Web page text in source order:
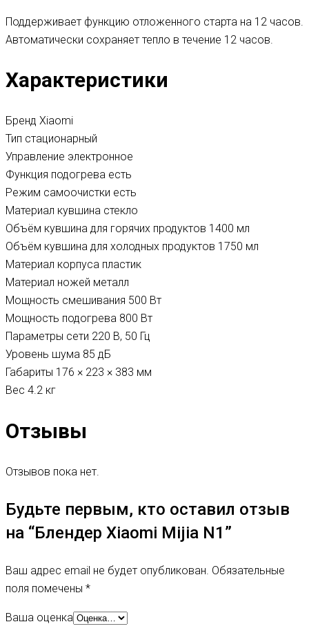
Поддерживает функцию отложенного старта на 12 часов.
Автоматически сохраняет тепло в течение 12 часов.
Характеристики
Бренд Xiaomi
Тип стационарный
Управление электронное
Функция подогрева есть
Режим самоочистки есть
Материал кувшина стекло
Объём кувшина для горячих продуктов 1400 мл
Объём кувшина для холодных продуктов 1750 мл
Материал корпуса пластик
Материал ножей металл
Мощность смешивания 500 Вт
Мощность подогрева 800 Вт
Параметры сети 220 В, 50 Гц
Уровень шума 85 дБ
Габариты 176 × 223 × 383 мм
Вес 4.2 кг
Отзывы
Отзывов пока нет.
Будьте первым, кто оставил отзыв
на “Блендер Xiaomi Mijia N1”
Ваш адрес email не будет опубликован. Обязательные
поля помечены *
Ваша оценка